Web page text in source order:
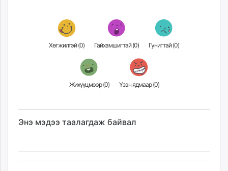
Хөгжилтэй (0) Гайхамшигтай (0) Гунигтай (0)
Жихүүцмээр (0) Үзэн ядмаар (0)
Энэ мэдээ таалагдаж байвал